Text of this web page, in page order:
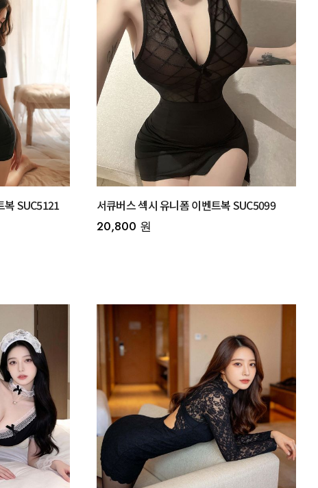
복 SUC5121
서큐버스 섹시 유니폼 이벤트복 SUC5099
20,800 원